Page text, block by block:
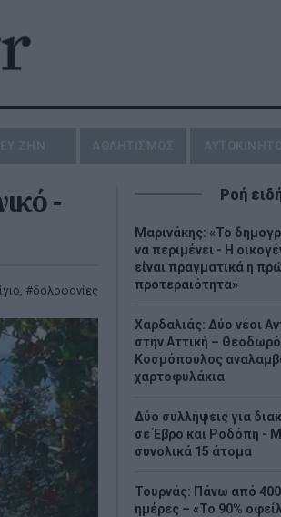
-
, δολοφονίες
Ροή
Μαρινάκης: «Το
να περιμένει - Η
είναι πραγματικά η
προτεραιότητα»
Χαρδαλιάς: Δύο νέοι
στην Αττική –
Κοσμόπουλος
χαρτοφυλάκια
Δύο συλλήψεις για
σε Έβρο και Ροδόπη -
συνολικά 15 άτομα
Τουρνάς: Πάνω από
ημέρες – «Το 90%